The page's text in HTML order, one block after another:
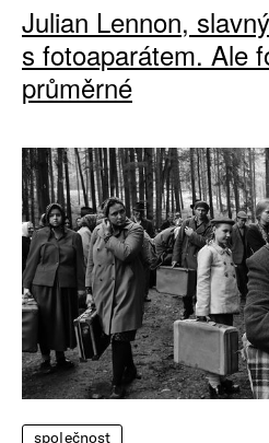
Julian Lennon,
s fotoaparátem. Ale
průměrné
společnost